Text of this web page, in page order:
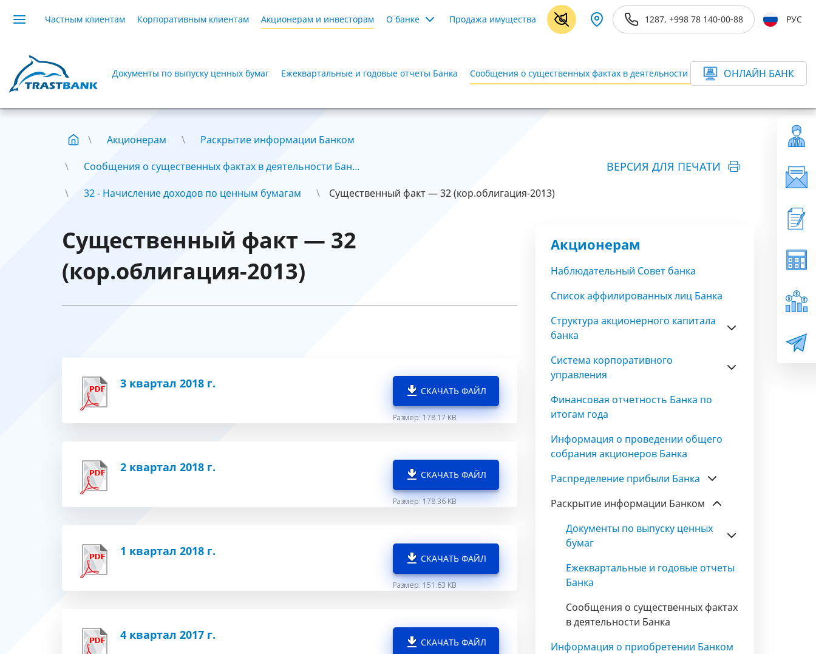
Частным клиентам Корпоративным клиентам Акционерам и инвесторам О банке Продажа имущества 1287, +998 78 140-00-88 РУС
Документы по выпуску ценных бумаг Ежеквартальные и годовые отчеты Банка Сообщения о существенных фактах в деятельности Банка ещё
ОНЛАЙН БАНК
Акционерам
Раскрытие информации Банком
Сообщения о существенных фактах в деятельности Бан...
32 - Начисление доходов по ценным бумагам
Существенный факт — 32 (кор.облигация-2013)
ВЕРСИЯ ДЛЯ ПЕЧАТИ
Существенный факт — 32
(кор.облигация-2013)
3 квартал 2018 г.
СКАЧАТЬ ФАЙЛ
Размер: 178.17 KB
2 квартал 2018 г.
СКАЧАТЬ ФАЙЛ
Размер: 178.36 KB
1 квартал 2018 г.
СКАЧАТЬ ФАЙЛ
Размер: 151.63 KB
4 квартал 2017 г.
СКАЧАТЬ ФАЙЛ
Акционерам
Наблюдательный Совет банка
Список аффилированных лиц Банка
Структура акционерного капитала
банка
Система корпоративного
управления
Финансовая отчетность Банка по
итогам года
Информация о проведении общего
собрания акционеров Банка
Распределение прибыли Банка
Раскрытие информации Банком
Документы по выпуску ценных
бумаг
Ежеквартальные и годовые отчеты
Банка
Сообщения о существенных фактах
в деятельности Банка
Информация о приобретении Банком